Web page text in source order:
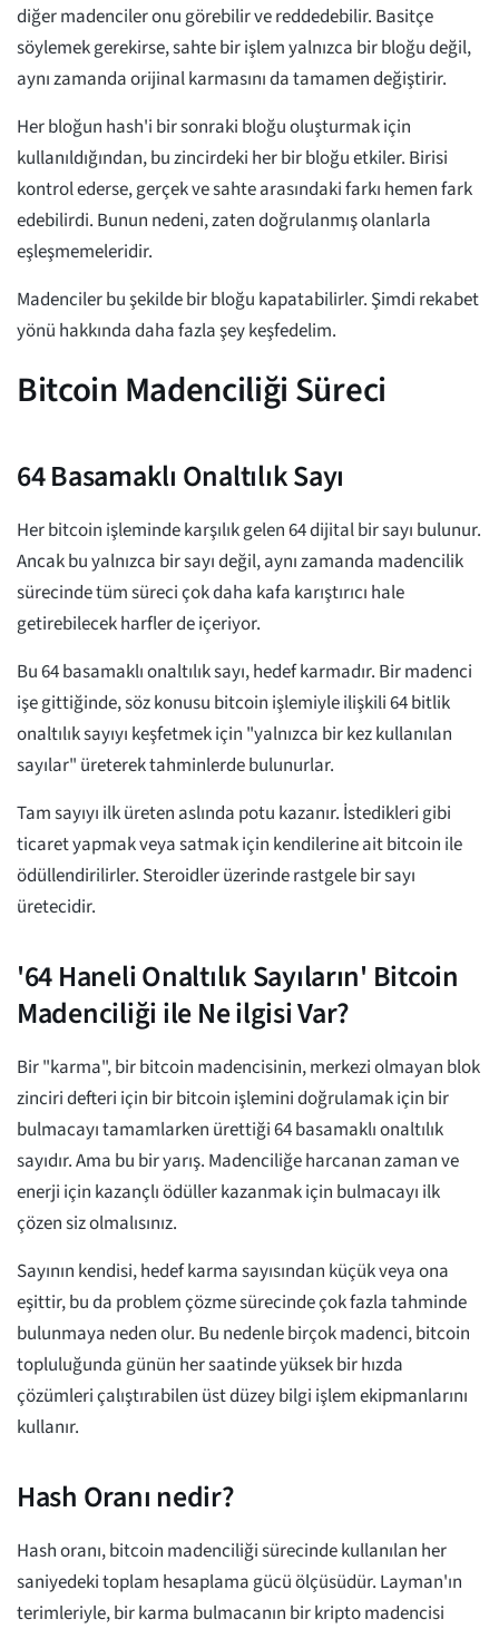
diğer madenciler onu görebilir ve reddedebilir. Basitçe
söylemek gerekirse, sahte bir işlem yalnızca bir bloğu değil,
aynı zamanda orijinal karmasını da tamamen değiştirir.
Her bloğun hash'i bir sonraki bloğu oluşturmak için
kullanıldığından, bu zincirdeki her bir bloğu etkiler. Birisi
kontrol ederse, gerçek ve sahte arasındaki farkı hemen fark
edebilirdi. Bunun nedeni, zaten doğrulanmış olanlarla
eşleşmemeleridir.
Madenciler bu şekilde bir bloğu kapatabilirler. Şimdi rekabet
yönü hakkında daha fazla şey keşfedelim.
Bitcoin Madenciliği Süreci
64 Basamaklı Onaltılık Sayı
Her bitcoin işleminde karşılık gelen 64 dijital bir sayı bulunur.
Ancak bu yalnızca bir sayı değil, aynı zamanda madencilik
sürecinde tüm süreci çok daha kafa karıştırıcı hale
getirebilecek harfler de içeriyor.
Bu 64 basamaklı onaltılık sayı, hedef karmadır. Bir madenci
işe gittiğinde, söz konusu bitcoin işlemiyle ilişkili 64 bitlik
onaltılık sayıyı keşfetmek için "yalnızca bir kez kullanılan
sayılar" üreterek tahminlerde bulunurlar.
Tam sayıyı ilk üreten aslında potu kazanır. İstedikleri gibi
ticaret yapmak veya satmak için kendilerine ait bitcoin ile
ödüllendirilirler. Steroidler üzerinde rastgele bir sayı
üretecidir.
'64 Haneli Onaltılık Sayıların' Bitcoin
Madenciliği ile Ne ilgisi Var?
Bir "karma", bir bitcoin madencisinin, merkezi olmayan blok
zinciri defteri için bir bitcoin işlemini doğrulamak için bir
bulmacayı tamamlarken ürettiği 64 basamaklı onaltılık
sayıdır. Ama bu bir yarış. Madenciliğe harcanan zaman ve
enerji için kazançlı ödüller kazanmak için bulmacayı ilk
çözen siz olmalısınız.
Sayının kendisi, hedef karma sayısından küçük veya ona
eşittir, bu da problem çözme sürecinde çok fazla tahminde
bulunmaya neden olur. Bu nedenle birçok madenci, bitcoin
topluluğunda günün her saatinde yüksek bir hızda
çözümleri çalıştırabilen üst düzey bilgi işlem ekipmanlarını
kullanır.
Hash Oranı nedir?
Hash oranı, bitcoin madenciliği sürecinde kullanılan her
saniyedeki toplam hesaplama gücü ölçüsüdür. Layman'ın
terimleriyle, bir karma bulmacanın bir kripto madencisi